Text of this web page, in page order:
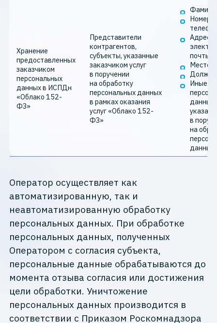
Хранение
предоставленных
заказчиком
персональных
данных в ИСПДн
«Облако 152-
ФЗ»
Представители
контрагентов,
субъекты, указанные
заказчиком услуг
в поручении
на обработку
персональных данных
в рамках оказания
услуг «Облако 152-
ФЗ»
Номер
Адрес
почты
Место
Иные
данные,
в
на
данных
Оператор осуществляет как
автоматизированную, так и
неавтоматизированную обработку
персональных данных. При обработке
персональных данных, полученных
Оператором с согласия субъекта,
персональные данные обрабатываются до
момента отзыва согласия или достижения
цели обработки. Уничтожение
персональных данных производится в
соответствии с Приказом Роскомнадзора